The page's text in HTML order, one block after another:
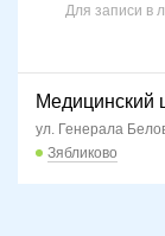
Для записи в
Медицинский
ул. Генерала
Зябликово